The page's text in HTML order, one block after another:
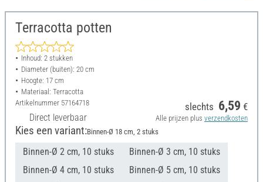
Terracotta potten
Inhoud: 2 stukken
Diameter (buiten): 20 cm
Hoogte: 17 cm
Materiaal: Terracotta
Artikelnummer 57164718
Direct leverbaar
slechts 6,59 €
Alle prijzen plus verzendkosten
Kies een variant:Binnen-Ø 18 cm, 2 stuks
Binnen-Ø 2 cm, 10 stuks
Binnen-Ø 3 cm, 10 stuks
Binnen-Ø 4 cm, 10 stuks
Binnen-Ø 5 cm, 10 stuks